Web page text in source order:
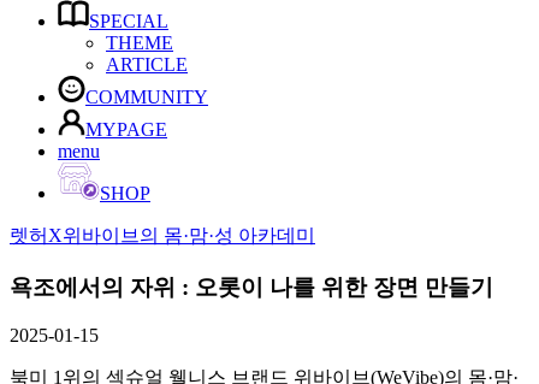
SPECIAL
THEME
ARTICLE
COMMUNITY
MYPAGE
menu
SHOP
렛허X위바이브의 몸·맘·성 아카데미
욕조에서의 자위 : 오롯이 나를 위한 장면 만들기
2025-01-15
북미 1위의 섹슈얼 웰니스 브랜드 위바이브(WeVibe)의 몸·맘·